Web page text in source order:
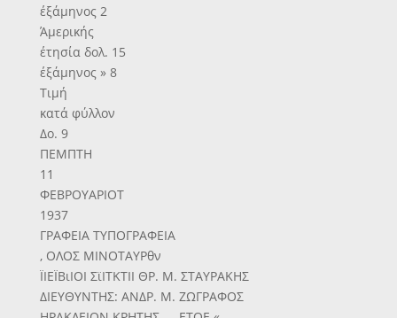
έξάμηνος 2
Άμερικής
έτησία δολ. 15
έξάμηνος » 8
Τιμή
κατά φύλλον
Δο. 9
ΠΕΜΠΤΗ
11
ΦΕΒΡΟΥΑΡΙΟΤ
1937
ΓΡΑΦΕΙΑ ΤΥΠΟΓΡΑΦΕΙΑ
, ΟΛΟΣ ΜΙΝΟΤΑΥΡθν
ΪΙΕΪΒιΙΟΙ ΣϊΙΤΚΤΙΙ ΘΡ. Μ. ΣΤΑΥΡΑΚΗΣ
ΔΙΕΥΘΥΝΤΗΣ: ΑΝΔΡ. Μ. ΖΩΓΡΑΦΟΣ